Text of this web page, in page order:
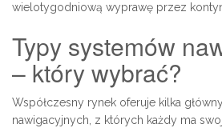
wielotygodniową wyprawę przez
Typy systemów
– który wybrać?
Współczesny rynek oferuje kilka
nawigacyjnych, z których każdy ma